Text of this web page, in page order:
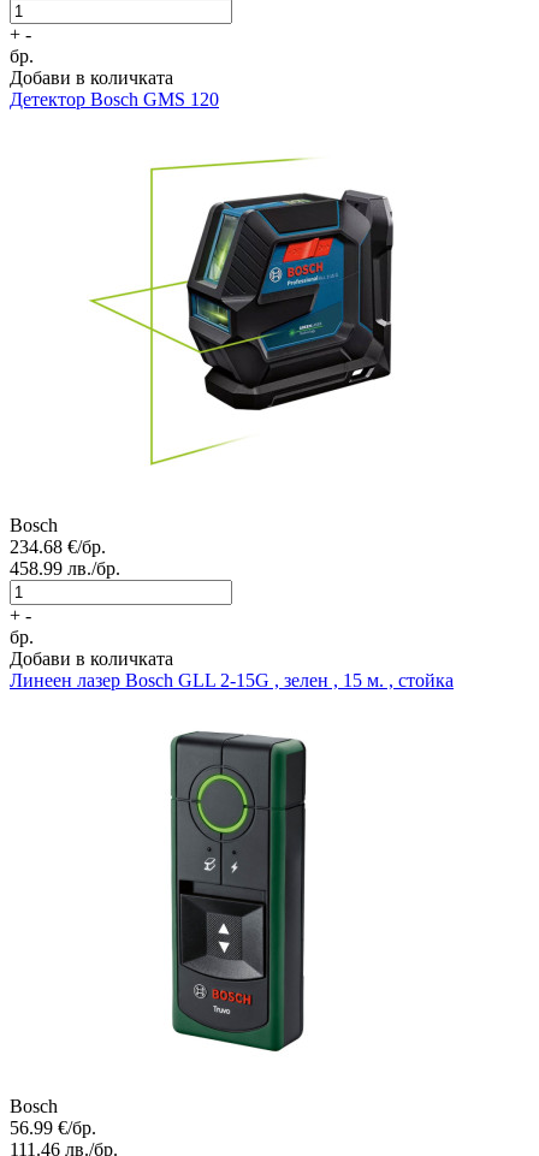
+ -
бр.
Добави в количката
Детектор Bosch GMS 120
Bosch
234.68 €/бр.
458.99 лв./бр.
+ -
бр.
Добави в количката
Линеен лазер Bosch GLL 2-15G , зелен , 15 м. , стойка
Bosch
56.99 €/бр.
111.46 лв./бр.